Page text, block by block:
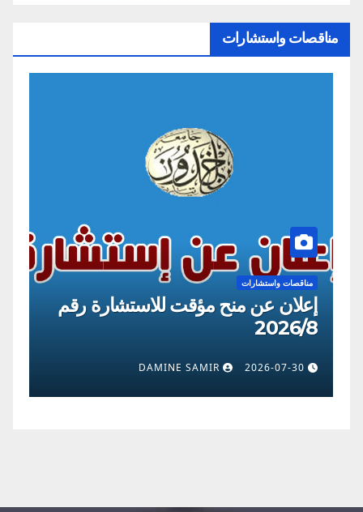
مناقصات واستشارات
مناقصات واستشارات
إعلان عن منح مؤقت للاستشارة رقم
2026/8
2026-07-30
DAMINE SAMIR